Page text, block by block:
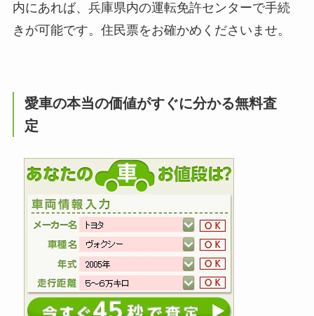
内にあれば、兵庫県内の運転免許センターで手続
きが可能です。住民票をお確かめくださいませ。
愛車の本当の価値がすぐに分かる無料査
定